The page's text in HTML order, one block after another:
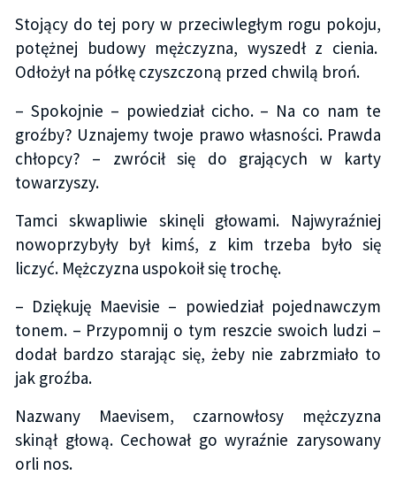
Stojący do tej pory w przeciwległym rogu pokoju,
potężnej budowy mężczyzna, wyszedł z cienia.
Odłożył na półkę czyszczoną przed chwilą broń.
– Spokojnie – powiedział cicho. – Na co nam te
groźby? Uznajemy twoje prawo własności. Prawda
chłopcy? – zwrócił się do grających w karty
towarzyszy.
Tamci skwapliwie skinęli głowami. Najwyraźniej
nowoprzybyły był kimś, z kim trzeba było się
liczyć. Mężczyzna uspokoił się trochę.
– Dziękuję Maevisie – powiedział pojednawczym
tonem. – Przypomnij o tym reszcie swoich ludzi –
dodał bardzo starając się, żeby nie zabrzmiało to
jak groźba.
Nazwany Maevisem, czarnowłosy mężczyzna
skinął głową. Cechował go wyraźnie zarysowany
orli nos.